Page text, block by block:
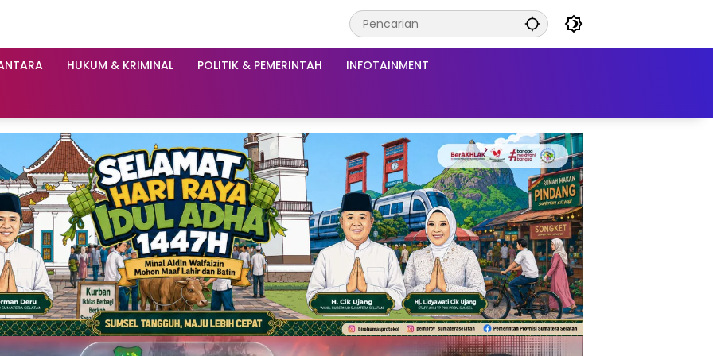
HUKUM & KRIMINAL POLITIK & PEMERINTAH INFOTAINMENT